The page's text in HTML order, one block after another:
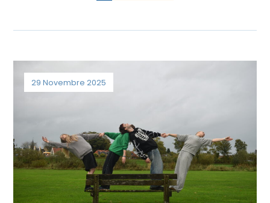
29 Novembre 2025